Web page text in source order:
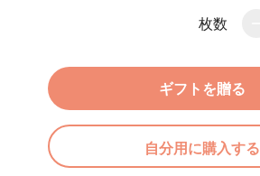
枚数
ギフトを贈る
自分用に購入する